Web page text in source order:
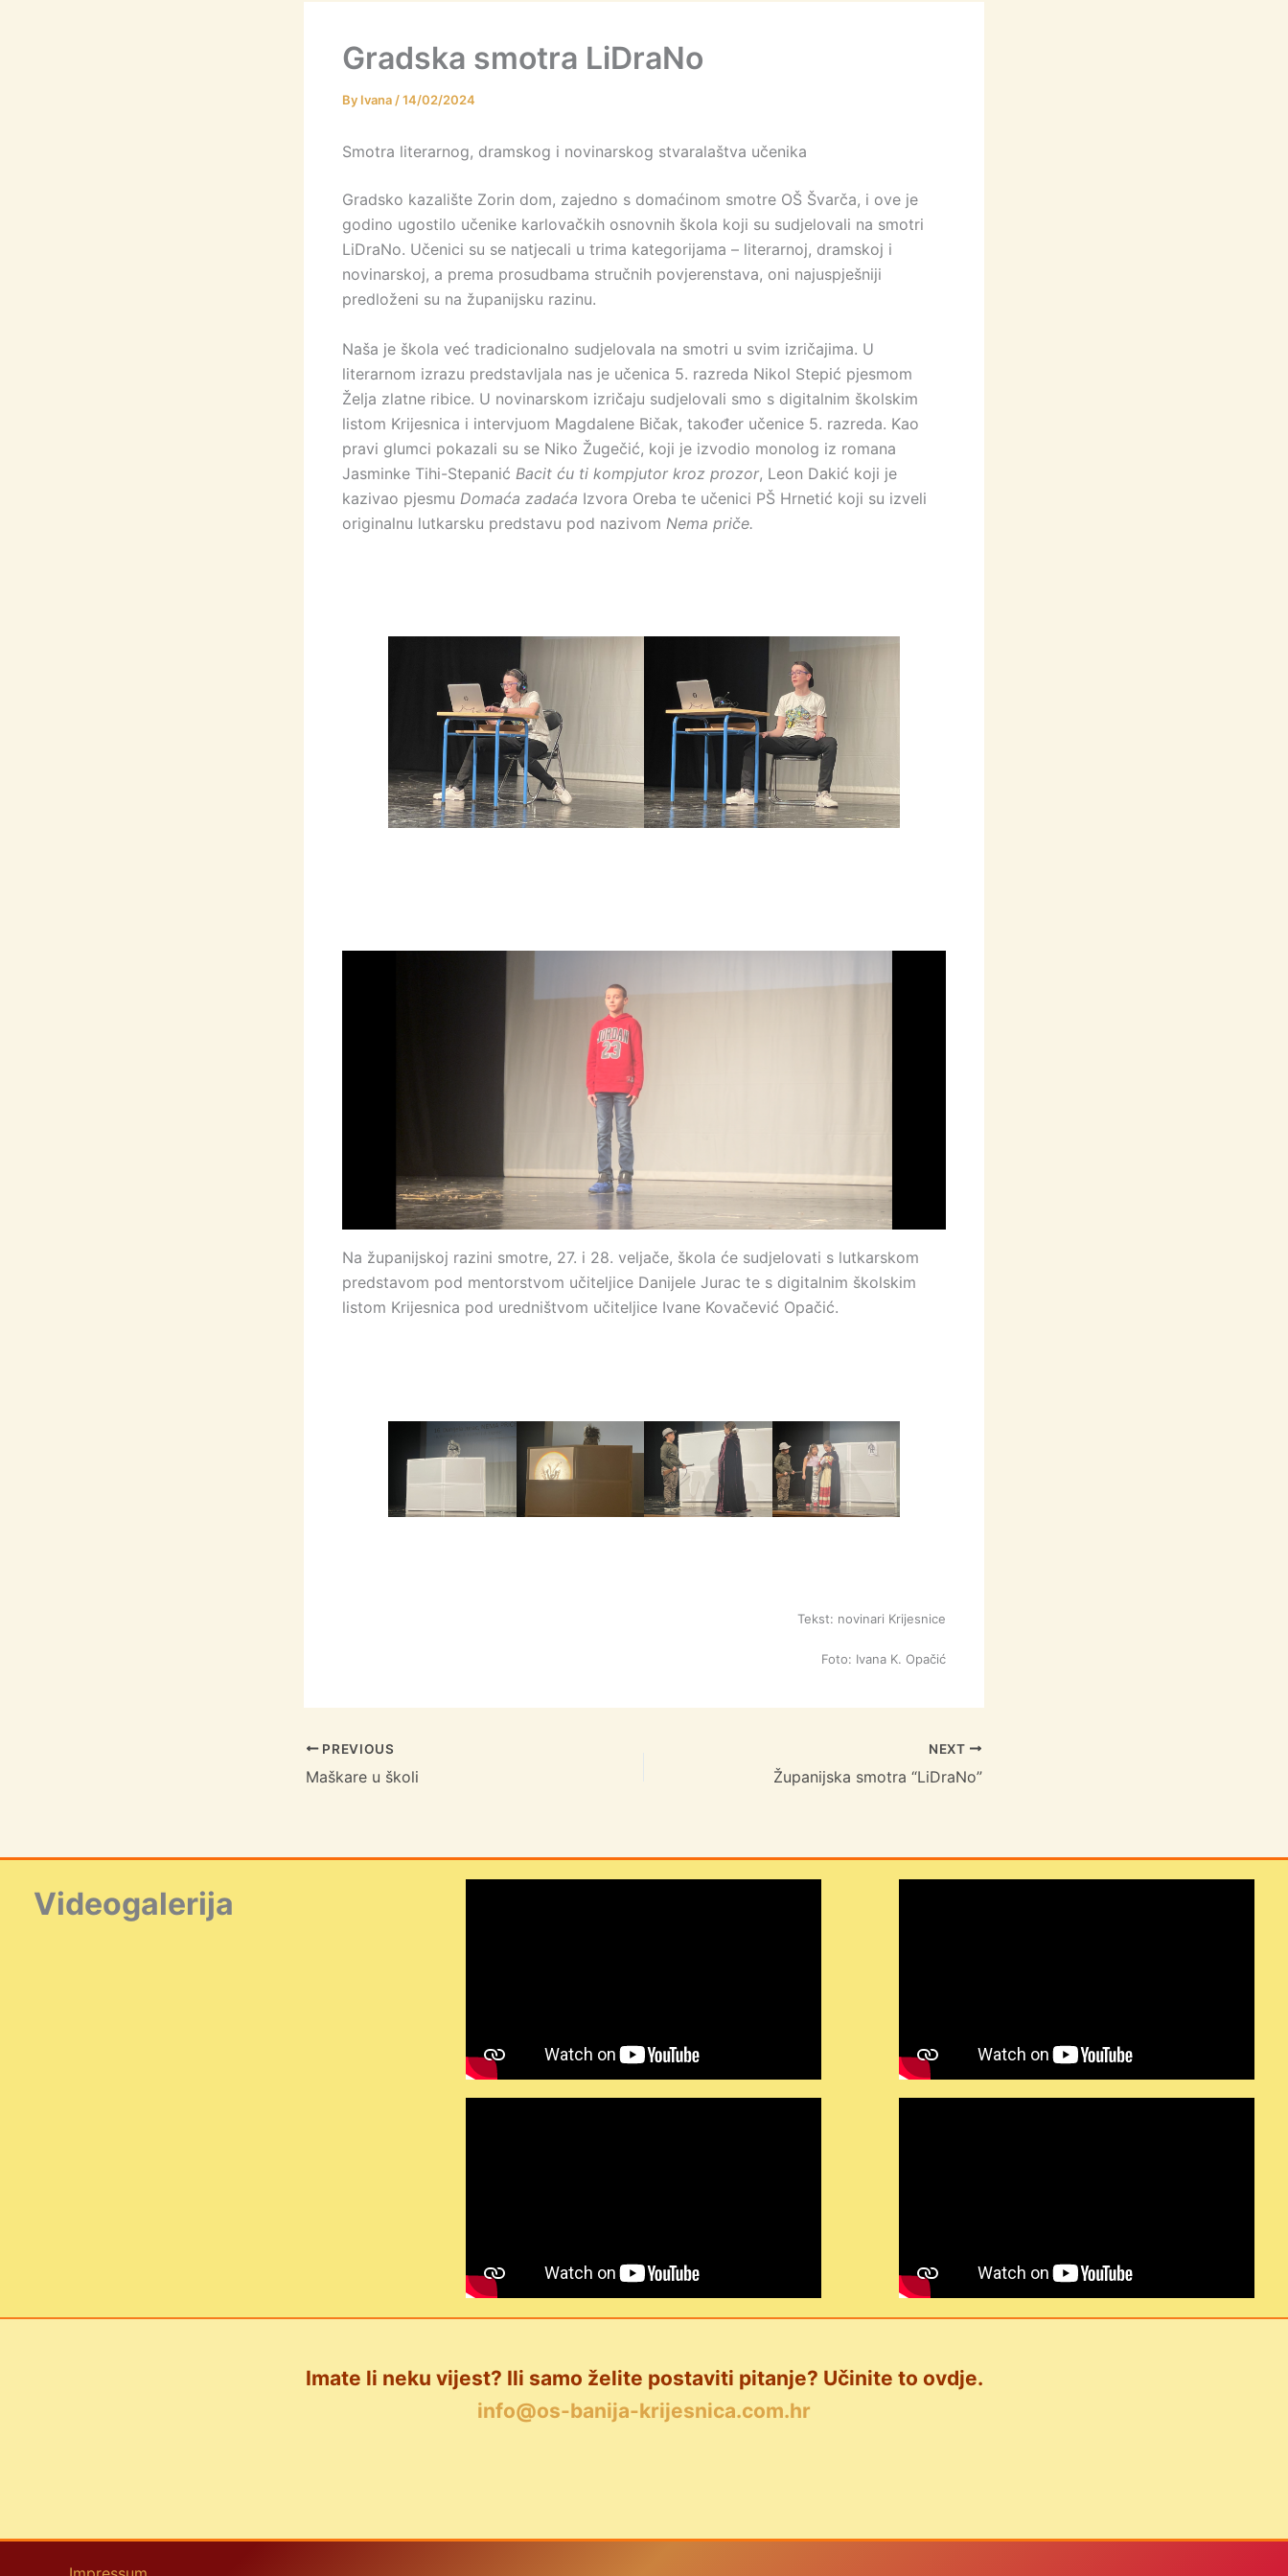
Gradska smotra LiDraNo
By Ivana /14/02/2024
Smotra literarnog, dramskog i novinarskog stvaralaštva učenika
Gradsko kazalište Zorin dom, zajedno s domaćinom smotre OŠ Švarča, i ove je
godino ugostilo učenike karlovačkih osnovnih škola koji su sudjelovali na smotri
LiDraNo. Učenici su se natjecali u trima kategorijama – literarnoj, dramskoj i
novinarskoj, a prema prosudbama stručnih povjerenstava, oni najuspješniji
predloženi su na županijsku razinu.
Naša je škola već tradicionalno sudjelovala na smotri u svim izričajima. U
literarnom izrazu predstavljala nas je učenica 5. razreda Nikol Stepić pjesmom
Želja zlatne ribice. U novinarskom izričaju sudjelovali smo s digitalnim školskim
listom Krijesnica i intervjuom Magdalene Bičak, također učenice 5. razreda. Kao
pravi glumci pokazali su se Niko Žugečić, koji je izvodio monolog iz romana
Jasminke Tihi-Stepanić Bacit ću ti kompjutor kroz prozor, Leon Dakić koji je
kazivao pjesmu Domaća zadaća Izvora Oreba te učenici PŠ Hrnetić koji su izveli
originalnu lutkarsku predstavu pod nazivom Nema priče.
Na županijskoj razini smotre, 27. i 28. veljače, škola će sudjelovati s lutkarskom
predstavom pod mentorstvom učiteljice Danijele Jurac te s digitalnim školskim
listom Krijesnica pod uredništvom učiteljice Ivane Kovačević Opačić.
Tekst: novinari Krijesnice
Foto: Ivana K. Opačić
PREVIOUS
Maškare u školi
NEXT
Županijska smotra “LiDraNo”
Videogalerija
Imate li neku vijest? Ili samo želite postaviti pitanje? Učinite to ovdje.
info@os-banija-krijesnica.com.hr